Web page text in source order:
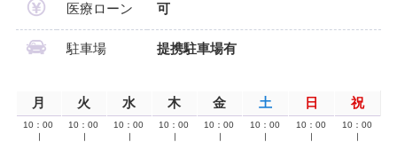
医療ローン 可
駐車場 提携駐車場有
月 火 水 木 金 土 日 祝
10：00
10：00
10：00
10：00
10：00
10：00
10：00
10：00